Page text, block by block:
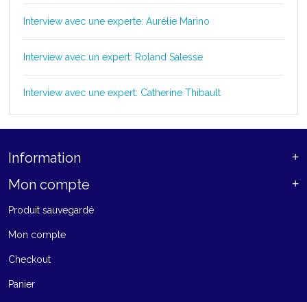
Interview avec une experte: Aurélie Marino
Interview avec un expert: Roland Salesse
Interview avec une expert: Catherine Thibault
Information
Mon compte
Produit sauvegardé
Mon compte
Checkout
Panier